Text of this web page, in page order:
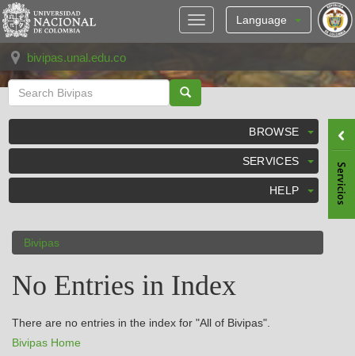
Skip
navigation
Language
bivipas.unal.edu.co
BROWSE
SERVICES
HELP
Bivipas
No Entries in Index
There are no entries in the index for "All of Bivipas".
Bivipas Home